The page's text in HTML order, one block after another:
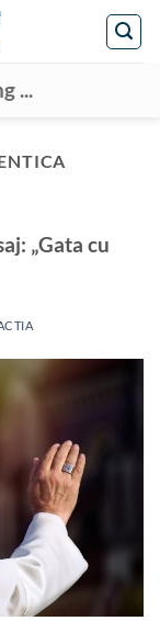
...
„Gata cu